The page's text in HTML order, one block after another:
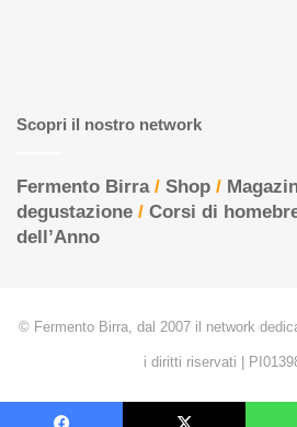
Scopri il nostro network
Fermento Birra/ Shop /
degustazione / Corsi di
dell’Anno
© Fermento Birra, dal 2007 il network
i diritti riservati |